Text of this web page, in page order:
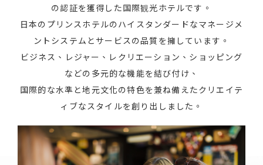
の認証を獲得した国際観光ホテルです。
日本のプリンスホテルのハイスタンダードなマネージメ
ントシステムとサービスの品質を擁しています。
ビジネス、レジャー、レクリエーション、ショッピング
などの多元的な機能を結び付け、
国際的な水準と地元文化の特色を兼ね備えたクリエイテ
ィブなスタイルを創り出しました。